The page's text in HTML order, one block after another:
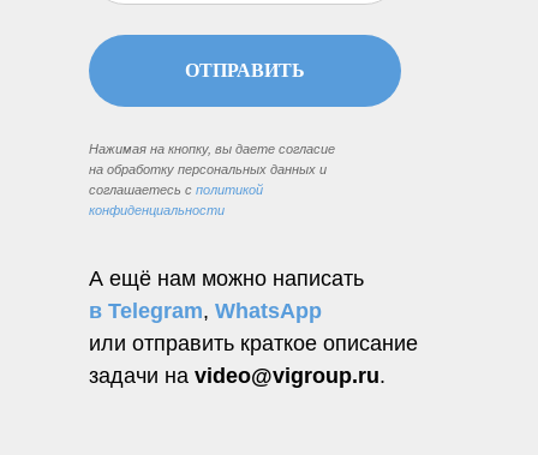
ОТПРАВИТЬ
Нажимая на кнопку, вы даете согласие
на обработку персональных данных и
соглашаетесь c политикой
конфиденциальности
А ещё нам можно написать
в Telegram, WhatsApp
или отправить краткое описание
задачи на video@vigroup.ru.